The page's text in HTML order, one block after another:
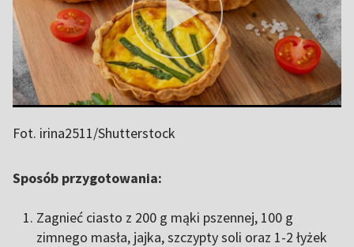
Fot. irina2511/Shutterstock
Sposób przygotowania:
Zagnieć ciasto z 200 g mąki pszennej, 100 g
zimnego masła, jajka, szczypty soli oraz 1-2 łyżek